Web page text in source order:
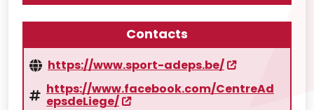
Contacts
https://www.sport-adeps.be/
https://www.facebook.com/CentreAd
epsdeLiege/